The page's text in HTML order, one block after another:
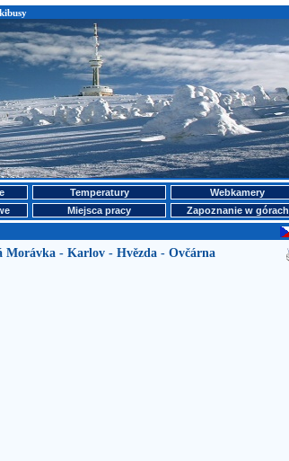
Temperatury
Webkamery
Miejsca pracy
Zapoznanie w górach
- Karlov - Hvězda - Ovčárna